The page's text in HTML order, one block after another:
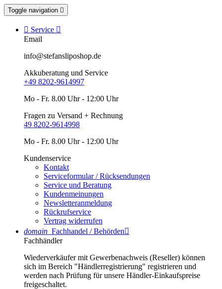
Toggle navigation 
 Service 
Email
info@stefansliposhop.de
Akkuberatung und Service
+49 8202-9614997
Mo - Fr. 8.00 Uhr - 12:00 Uhr
Fragen zu Versand + Rechnung
49 8202-9614998
Mo - Fr. 8.00 Uhr - 12:00 Uhr
Kundenservice
Kontakt
Serviceformular / Rücksendungen
Service und Beratung
Kundenmeinungen
Newsletteranmeldung
Rückrufservice
Vertrag widerrufen
domain Fachhandel / Behörden
Fachhändler
Wiederverkäufer mit Gewerbenachweis (Reseller) können
sich im Bereich "Händlerregistrierung" registrieren und
werden nach Prüfung für unsere Händler-Einkaufspreise
freigeschaltet.